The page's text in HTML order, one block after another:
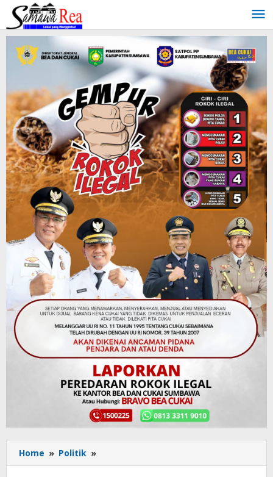
Lewati
konten
Home » Politik »
Strategi